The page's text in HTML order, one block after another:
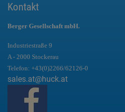
Kontakt
Berger Gesellschaft mbH.
Industriestraße 9
A - 2000 Stockerau
Telefon: +43(0)2266/62126-0
sales.at@huck.at